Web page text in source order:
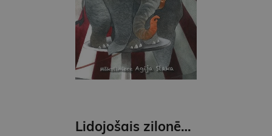
Lidojošais zilonēns Dambo Pasaku klasika